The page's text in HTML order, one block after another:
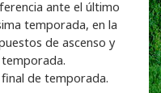
ante el último
temporada, en la
de ascenso y
de temporada.